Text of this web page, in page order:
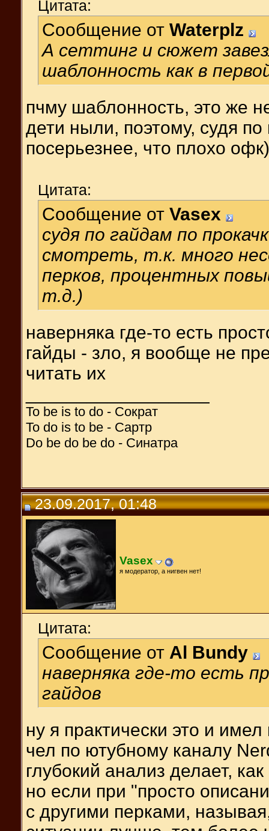
Цитата:
Сообщение от Waterplz
А сеттинг и сюжет
шаблонность как в
пчму шаблонность, это же
дети ныли, поэтому, судя
посерьезнее, что плохо офк)
Цитата:
Сообщение от Vasex
судя по гайдам по
смотреть, т.к. много
перков, процентных
т.д.)
наверняка где-то есть
гайды - зло, я вообще не
читать их
To be is to do - Сократ
To do is to be - Сартр
Do be do be do - Синатра
23.09.2017, 01:48
Vasex
я модератор, а нигвен нет!
Цитата:
Сообщение от Al Bundy
наверняка где-то есть
гайдов
ну я практически это и имел
чел по ютубному каналу
глубокий анализ делает,
но если при "просто
с другими перками,